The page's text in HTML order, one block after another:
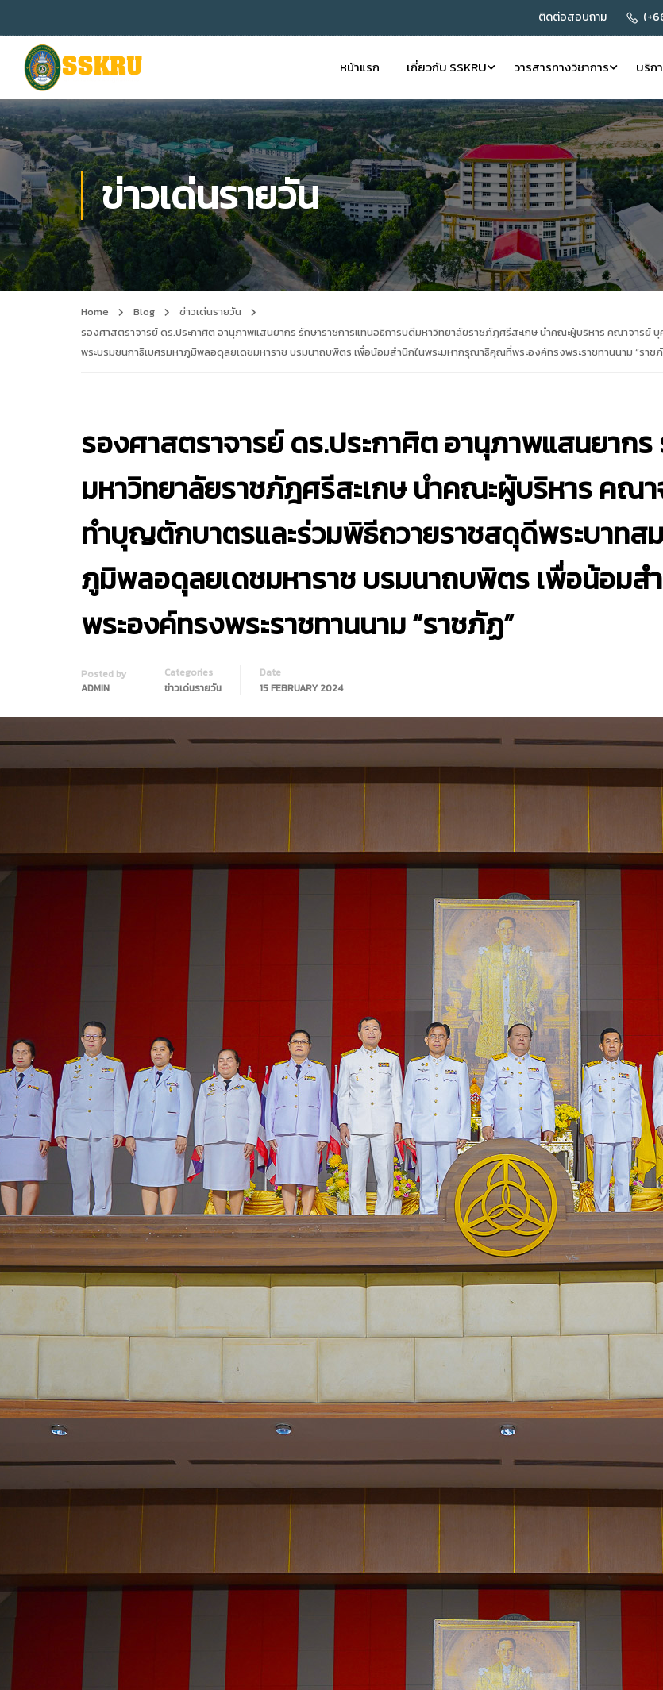
ติดต่อสอบถาม
หน้าแรก เกี่ยวกับ SSKRU วารสารทางวิชาการ บริก
ข่าวเด่นรายวัน
Home Blog
ข่าวเด่นรายวัน
รองศาสตราจารย์ ดร.ประกาศิต อานุภาพแสนยากร รักษาราชการแทนอธิการบดีมหาวิทยาลัยราชภัฎศรีสะเกษ นำคณะผู้บริหาร คณาจาร
พระบรมชนกาธิเบศรมหาภูมิพลอดุลยเดชมหาราช บรมนาถบพิตร เพื่อน้อมสำนึกในพระมหากรุณาธิคุณที่พระองค์ทรงพระราชทานนาม “ราช
รองศาสตราจารย์ ดร.ประกาศิต อานุภาพแสนยาก
มหาวิทยาลัยราชภัฎศรีสะเกษ นำคณะผู้บริหาร คณ
ทำบุญตักบาตรและร่วมพิธีถวายราชสดุดีพระบาทส
ภูมิพลอดุลยเดชมหาราช บรมนาถบพิตร เพื่อน้อม
พระองค์ทรงพระราชทานนาม “ราชภัฏ”
Posted by
ADMIN
Categories
ข่าวเด่นรายวัน
Date
15 FEBRUARY 2024